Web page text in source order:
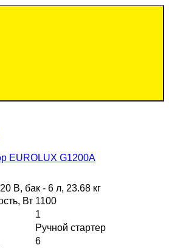
EUROLUX G1200A
В, бак - 6 л, 23.68 кг
Вт 1100
1
Ручной стартер
6